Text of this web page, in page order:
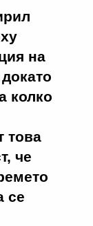
на
колко
това
че
се